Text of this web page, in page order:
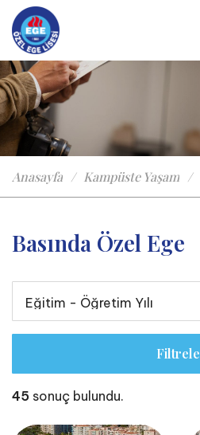
Anasayfa Kampüste Yaşam
Basında Özel Ege
Filtrele
45 sonuç bulundu.